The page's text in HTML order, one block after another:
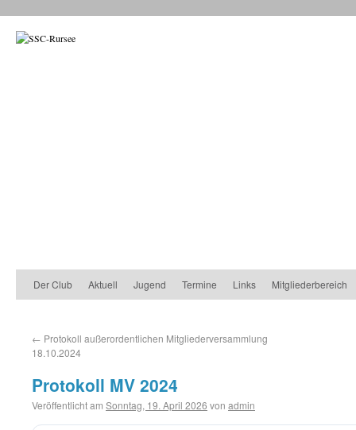
Der Club Aktuell Jugend Termine Links Mitgliederbereich
← Protokoll außerordentlichen Mitgliederversammlung
18.10.2024
Protokoll MV 2024
Veröffentlicht am Sonntag, 19. April 2026 von admin